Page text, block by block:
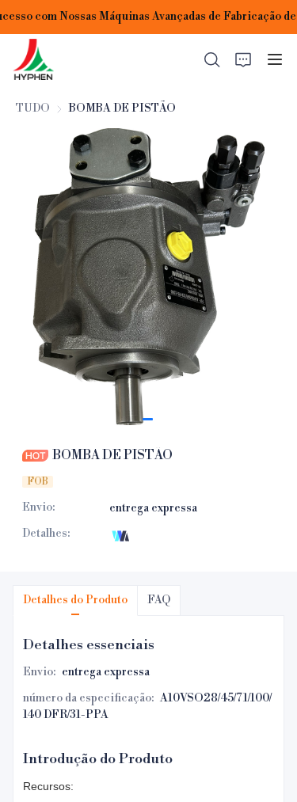
com Nossas Máquinas Avançadas de Fabricação de
Construindo Seu
Sucesso com Nossas
Máquinas Avançadas
TUDO BOMBA DE PISTÃO
BOMBA DE PISTÃO
FOB
Envio:
entrega expressa
Detalhes:
Detalhes do Produto FAQ
Detalhes essenciais
Envio: entrega expressa
número da especificação: A10VSO28/45/71/100/
140 DFR/31-PPA
Introdução do Produto
Recursos:
PRODUTOS
APLICAÇÕES
SOBRE NÓS
CONTATE-NOS